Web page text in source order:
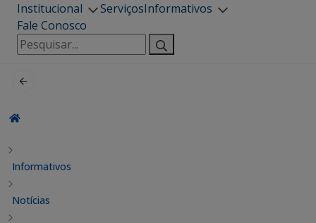
Institucional ServiçosInformativos
Fale Conosco
Pesquisar
por:
Informativos
Notícias